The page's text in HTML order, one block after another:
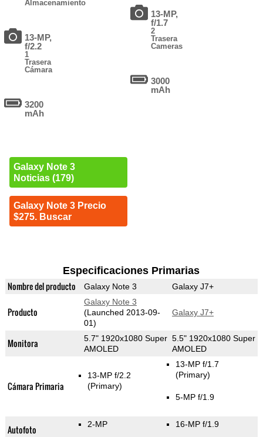
Almacenamiento
13-MP,
f/2.2
1
Trasera
Cámara
3200
mAh
Galaxy Note 3
Noticias (179)
Galaxy Note 3 Precio
$275. Buscar
13-MP,
f/1.7
2
Trasera
Cameras
3000
mAh
Especificaciones Primarias
Nombre del producto Galaxy Note 3 Galaxy J7+
Producto
Galaxy Note 3
(Launched 2013-09-
01)
Galaxy J7+
Monitora
5.7" 1920x1080 Super
AMOLED
5.5" 1920x1080 Super
AMOLED
Cámara Primaria
13-MP f/2.2
(Primary)
13-MP f/1.7
(Primary)
5-MP f/1.9
Autofoto 2-MP 16-MP f/1.9